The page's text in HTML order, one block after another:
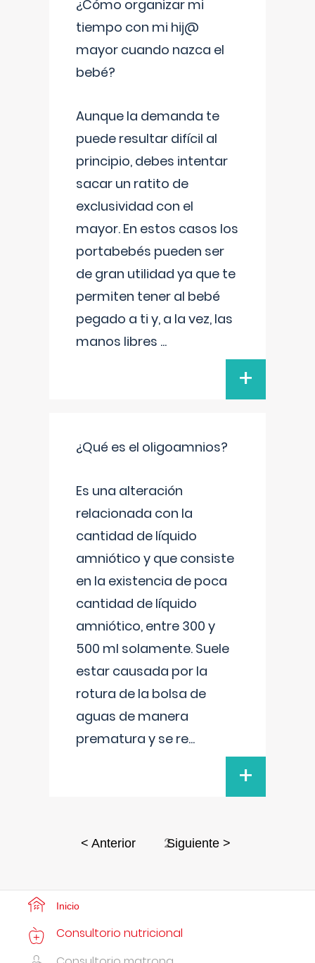
¿Cómo organizar mi
tiempo con mi hij@
mayor cuando nazca el
bebé?
Aunque la demanda te
puede resultar difícil al
principio, debes intentar
sacar un ratito de
exclusividad con el
mayor. En estos casos los
portabebés pueden ser
de gran utilidad ya que te
permiten tener al bebé
pegado a ti y, a la vez, las
manos libres ...
+
¿Qué es el oligoamnios?
Es una alteración
relacionada con la
cantidad de líquido
amniótico y que consiste
en la existencia de poca
cantidad de líquido
amniótico, entre 300 y
500 ml solamente. Suele
estar causada por la
rotura de la bolsa de
aguas de manera
prematura y se re...
+
< Anterior 2Siguiente >
Inicio
Consultorio nutricional